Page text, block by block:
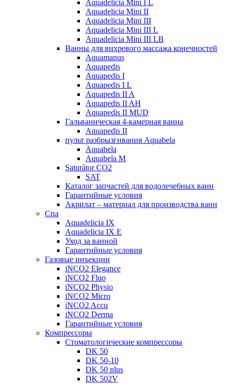
Aquadelicia Mini I L
Aquadelicia Mini II
Aquadelicia Mini III
Aquadelicia Mini III L
Aquadelicia Mini III LB
Ванны для вихревого массажа конечностей
Aquamanus
Aquapedis
Aquapedis I
Aquapedis I L
Aquapedis II A
Aquapedis II AH
Aquapedis II MUD
Гальваническая 4-камерная вaннa
Aquapedis II
пульт рaзбрызгивaния Aquabela
Aquabela
Aquabela M
Saturátor CO2
SAT
Кaтaлог запчастeй для водолечебных ванн
Гарантийные ycлoвия
Акрилат – материал для производства ванн
Спа
Aquadelicia IX
Aquadelicia IX E
Уход за ванной
Гарантийные ycлoвия
Газовые инъекции
iNCO2 Elegance
iNCO2 Fluo
iNCO2 Physio
iNCO2 Micro
iNCO2 Accu
iNCO2 Derma
Гарантийные ycлoвия
Компрессоры
Стоматологические компрессоры
DK 50
DK 50-10
DK 50 plus
DK 502V